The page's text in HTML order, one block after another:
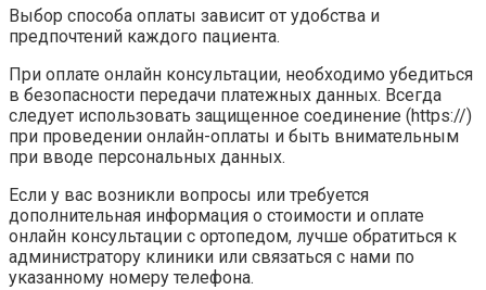
Выбор способа оплаты зависит от удобства и
предпочтений каждого пациента.
При оплате онлайн консультации, необходимо убедиться
в безопасности передачи платежных данных. Всегда
следует использовать защищенное соединение (https://)
при проведении онлайн-оплаты и быть внимательным
при вводе персональных данных.
Если у вас возникли вопросы или требуется
дополнительная информация о стоимости и оплате
онлайн консультации с ортопедом, лучше обратиться к
администратору клиники или связаться с нами по
указанному номеру телефона.